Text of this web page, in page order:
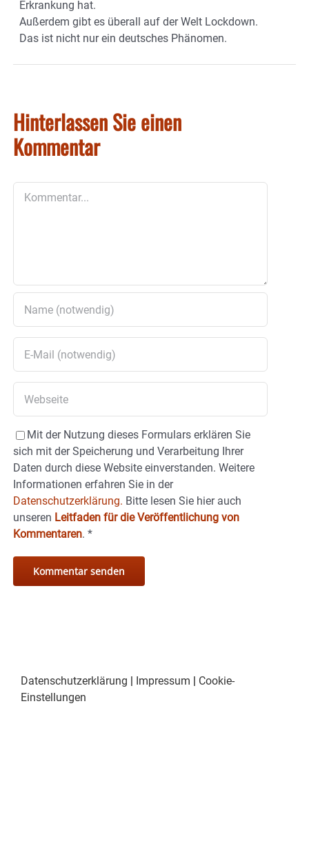
Erkrankung hat.
Außerdem gibt es überall auf der Welt Lockdown.
Das ist nicht nur ein deutsches Phänomen.
Hinterlassen Sie einen
Kommentar
Mit der Nutzung dieses Formulars erklären Sie
sich mit der Speicherung und Verarbeitung Ihrer
Daten durch diese Website einverstanden. Weitere
Informationen erfahren Sie in der
Datenschutzerklärung. Bitte lesen Sie hier auch
unseren Leitfaden für die Veröffentlichung von
Kommentaren. *
Datenschutzerklärung Impressum
Cookie-
Einstellungen